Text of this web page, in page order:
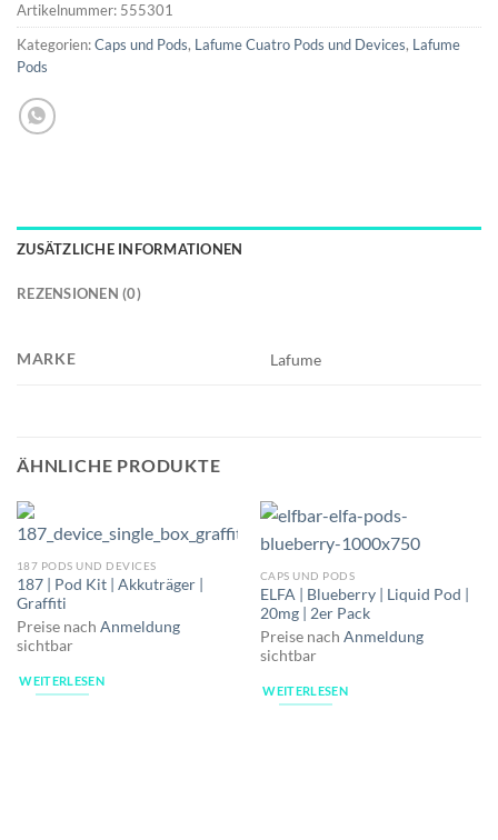
Artikelnummer: 555301
Kategorien:Caps und Pods, Lafume Cuatro Pods und Devices, Lafume
Pods
ZUSÄTZLICHE INFORMATIONEN
REZENSIONEN (0)
MARKE Lafume
ÄHNLICHE PRODUKTE
187 PODS UND DEVICES
187 | Pod Kit | Akkuträger |
Graffiti
Preise nach Anmeldung
sichtbar
WEITERLESEN
CAPS UND PODS
ELFA | Blueberry | Liquid Pod |
20mg | 2er Pack
Preise nach Anmeldung
sichtbar
WEITERLESEN